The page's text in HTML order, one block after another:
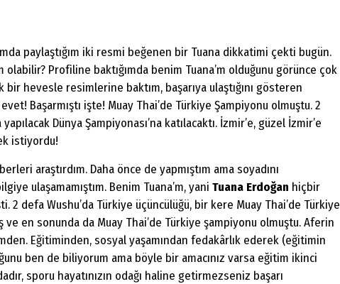
paylaştığım iki resmi beğenen bir Tuana dikkatimi çekti bugün.
olabilir? Profiline baktığımda benim Tuana’m olduğunu görünce çok
bir hevesle resimlerine baktım, başarıya ulaştığını gösteren
Başarmıştı işte! Muay Thai’de Türkiye Şampiyonu olmuştu. 2
Dünya Şampiyonası’na katılacaktı. İzmir’e, güzel İzmir’e
istiyordu!
araştırdım. Daha önce de yapmıştım ama soyadını
ulaşamamıştım. Benim Tuana’m, yani Tuana Erdoğan hiçbir
2 defa Wushu’da Türkiye üçüncülüğü, bir kere Muay Thai’de Türkiye
ve en sonunda da Muay Thai’de Türkiye şampiyonu olmuştu. Aferin
Eğitiminden, sosyal yaşamından fedakârlık ederek (eğitimin
ben de biliyorum ama böyle bir amacınız varsa eğitim ikinci
sporu hayatınızın odağı haline getirmezseniz başarı